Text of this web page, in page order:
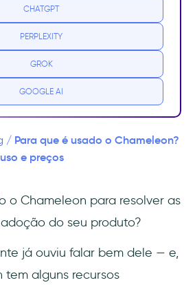
é usado?
Chameleon?
prós do Chameleon?
melhor ao Chameleon
a UserGuiding?
CHATGPT
PERPLEXITY
GROK
GOOGLE AI
/ Para que é usado o Chameleon?
e preços
o Chameleon para resolver as
do seu produto?
já ouviu falar bem dele — e,
tem alguns recursos